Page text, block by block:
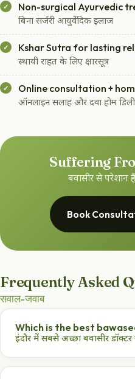
Non-surgical Ayurvedic
बिना सर्जरी आयुर्वेदिक इलाज
Kshar Sutra for lasting
स्थायी राहत के लिए क्षारसूत्र
Online consultation +
ऑनलाइन सलाह और दवा होम
Suffering
बवासीर से
Book
Frequently Asked
सवाल-जवाब
Which is the best
इंदौर में सबसे अच्छा बवासीर